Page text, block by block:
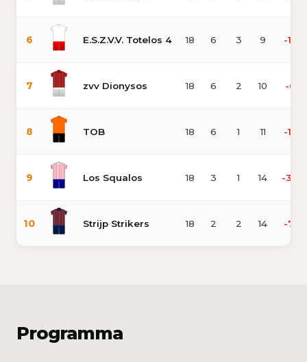
6 E.S.Z.V.V. Totelos 4 18 6 3 9 -17
7 zvv Dionysos 18 6 2 10 -6
8 TOB 18 6 1 11 -16
9 Los Squalos 18 3 1 14 -34
10 Strijp Strikers 18 2 2 14 -71
Programma